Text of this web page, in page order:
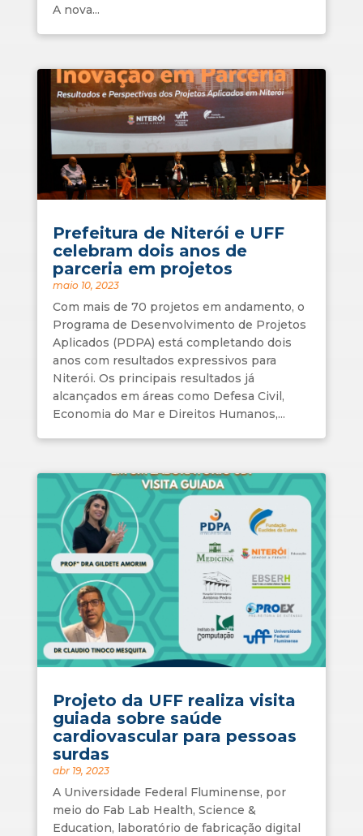
A nova...
Prefeitura de Niterói e UFF
celebram dois anos de
parceria em projetos
maio 10, 2023
Com mais de 70 projetos em andamento, o
Programa de Desenvolvimento de Projetos
Aplicados (PDPA) está completando dois
anos com resultados expressivos para
Niterói. Os principais resultados já
alcançados em áreas como Defesa Civil,
Economia do Mar e Direitos Humanos,...
Projeto da UFF realiza visita
guiada sobre saúde
cardiovascular para pessoas
surdas
abr 19, 2023
A Universidade Federal Fluminense, por
meio do Fab Lab Health, Science &
Education, laboratório de fabricação digital